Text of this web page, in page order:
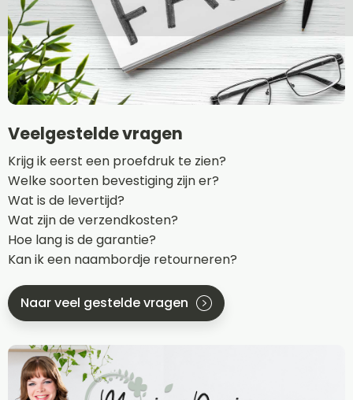
Veelgestelde vragen
Krijg ik eerst een proefdruk te zien?
Welke soorten bevestiging zijn er?
Wat is de levertijd?
Wat zijn de verzendkosten?
Hoe lang is de garantie?
Kan ik een naambordje retourneren?
Naar veel gestelde vragen